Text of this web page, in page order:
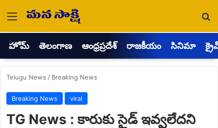
Menu
హోమ్ తెలంగాణ ఆంధ్రప్రదేశ్ రాజకీయం సినిమా
Telugu News / Breaking News
Breaking News viral
TG News : కారుకు సైడ్ ఇవ్వలేదని